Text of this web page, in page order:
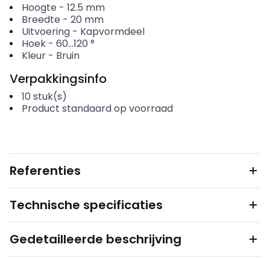
Hoogte - 12.5 mm
Breedte - 20 mm
Uitvoering- Kapvormdeel
Hoek- 60...120 °
Kleur- Bruin
Verpakkingsinfo
10 stuk(s)
Product standaard op voorraad
Referenties
Technische specificaties
Gedetailleerde beschrijving